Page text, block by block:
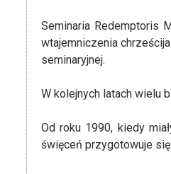
Seminaria Redemptoris
wtajemniczenia
seminaryjnej.
W kolejnych latach wielu
Od roku 1990, kiedy
święceń przygotowuje